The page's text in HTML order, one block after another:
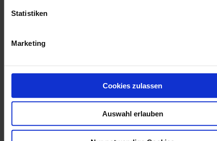
Statistiken
Marketing
Cookies zulassen
Auswahl erlauben
Frage an einen Service-Techniker